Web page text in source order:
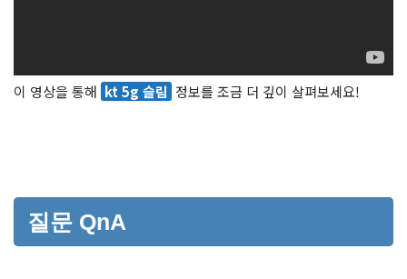
이 영상을 통해 kt 5g 슬림 정보를 조금 더 깊이 살펴보세요!
질문 QnA